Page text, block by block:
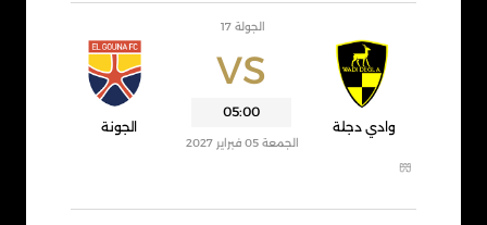
VS
وادي دجلة
05:00
الجولة 17
الجمعة 05 فبراير 2027
الجونة